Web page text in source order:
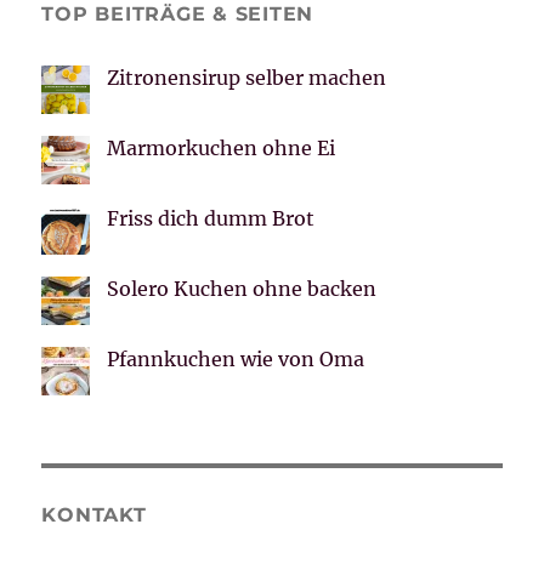
TOP BEITRÄGE & SEITEN
Zitronensirup selber machen
Marmorkuchen ohne Ei
Friss dich dumm Brot
Solero Kuchen ohne backen
Pfannkuchen wie von Oma
KONTAKT